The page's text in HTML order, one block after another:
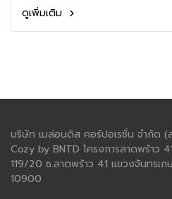
ดูเพิ่มเติม
บริษัท เมล่อนดิส คอร์ปอเรชั่น จำกัด (
Cozy by BNTD โครงการลาดพร้าว
119/20 ซ.ลาดพร้าว 41 แขวงจันทรเ
10900